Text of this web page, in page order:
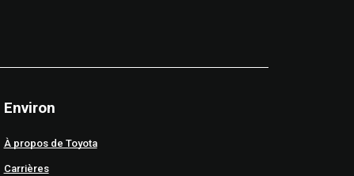
Environ
À propos de Toyota
Carrières